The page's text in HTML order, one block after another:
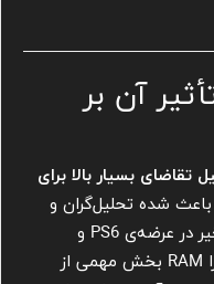
آن بر
تقاضای بسیار بالا برای
باعث شده تحلیل‌گران و
رسانه‌های مختلف درباره‌ی احتمال تأخیر در عرضه‌ی PS6 و
کنسول‌های نسل بعد هشدار دهند؛ زیرا RAM بخش مهمی از